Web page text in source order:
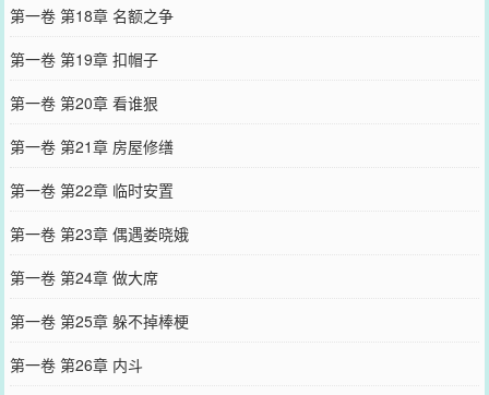
第一卷 第18章 名额之争
第一卷 第19章 扣帽子
第一卷 第20章 看谁狠
第一卷 第21章 房屋修缮
第一卷 第22章 临时安置
第一卷 第23章 偶遇娄晓娥
第一卷 第24章 做大席
第一卷 第25章 躲不掉棒梗
第一卷 第26章 内斗